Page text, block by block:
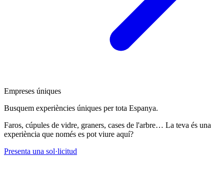
Empreses úniques
Busquem experiències úniques per tota Espanya.
Faros, cúpules de vidre, graners, cases de l'arbre… La teva és una
experiència que només es pot viure aquí?
Presenta una sol·licitud